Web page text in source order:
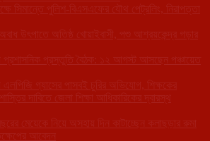
সিমান্তে পুলিশ-বিএসএফের যৌথ পেট্রলিং, নিরাপত্তা
অবাধ উৎপাতে অতিষ্ঠ খোয়াইবাসী, পশু আশ্রয়কেন্দ্র গড়ার
প্রশাসনিক প্রস্তুতি বৈঠক: ১২ আগস্ট আসছেন পঞ্চায়েত
এলপিজি গ্যাসের পাসবই চুরির অভিযোগ, শিক্ষকের
দাবিতে জেলা শিক্ষা আধিকারিকের দ্বারস্থ
মেয়েকে নিয়ে অসহায় দিন কাটাচ্ছেন কলাছড়ার রুমা
আবেদন